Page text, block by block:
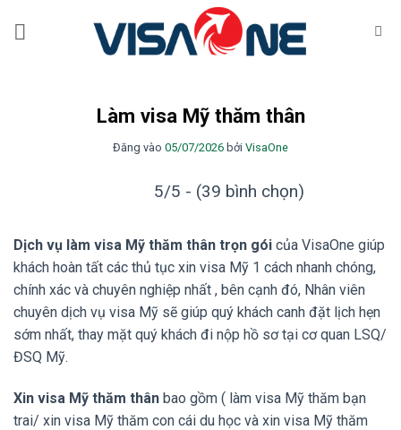
Làm visa Mỹ thăm thân
Đăng vào 05/07/2026 bởi VisaOne
5/5 - (39 bình chọn)
Dịch vụ làm visa Mỹ thăm thân trọn gói của VisaOne giúp
khách hoàn tất các thủ tục xin visa Mỹ 1 cách nhanh chóng,
chính xác và chuyên nghiệp nhất , bên cạnh đó, Nhân viên
chuyên dịch vụ visa Mỹ sẽ giúp quý khách canh đặt lịch hẹn
sớm nhất, thay mặt quý khách đi nộp hồ sơ tại cơ quan LSQ/
ĐSQ Mỹ.
Xin visa Mỹ thăm thân bao gồm ( làm visa Mỹ thăm bạn
trai/ xin visa Mỹ thăm con cái du học và xin visa Mỹ thăm